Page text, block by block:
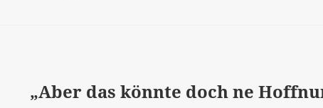
„Aber das könnte doch ne